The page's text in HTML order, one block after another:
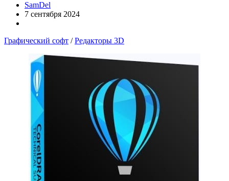
SamDel
7 сентября 2024
Графический софт /Редакторы 3D